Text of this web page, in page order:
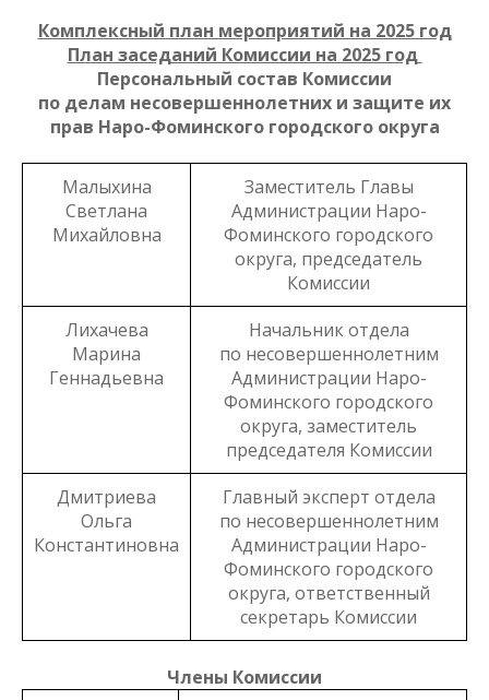
Комплексный план мероприятий на 2025 год
План заседаний Комиссии на 2025 год
Персональный состав Комиссии
по делам несовершеннолетних и защите их
прав Наро-Фоминского городского округа
Малыхина
Светлана
Михайловна
Заместитель Главы
Администрации Наро-
Фоминского городского
округа, председатель
Комиссии
Лихачева
Марина
Геннадьевна
Начальник отдела
по несовершеннолетним
Администрации Наро-
Фоминского городского
округа, заместитель
председателя Комиссии
Дмитриева
Ольга
Константиновна
Главный эксперт отдела
по несовершеннолетним
Администрации Наро-
Фоминского городского
округа, ответственный
секретарь Комиссии
Члены Комиссии